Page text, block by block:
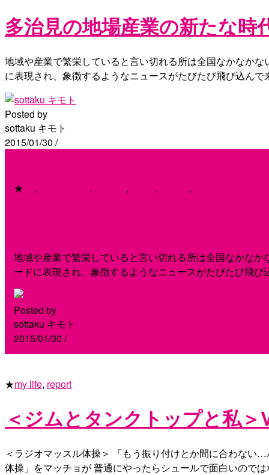
多治見の地場産業の新たな時
地域や産業で繁栄していると言い切れる所は全国なかなか
に表現され、象徴するようなニュースがたびたび飛び込ん
Posted by
sottaku キモト
2015/01/30 /
★ , , , , ,
地域や産業で繁栄していると言い切れる所は全国なかな
ードに表現され、象徴するようなニュースがたびたび飛
Posted by
sottaku キモト
2015/01/30 /
★my life, report
＜ジムとタンクトップと私＞
＜ラジオマッスル体操＞ 「もう振り付けとか間に合わない
体操」をマッチョが 普通にやったらシュールで面白いので